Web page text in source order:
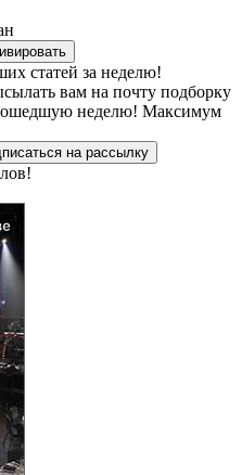
статей за неделю!
вам на почту подборку
неделю! Максимум
на рассылку